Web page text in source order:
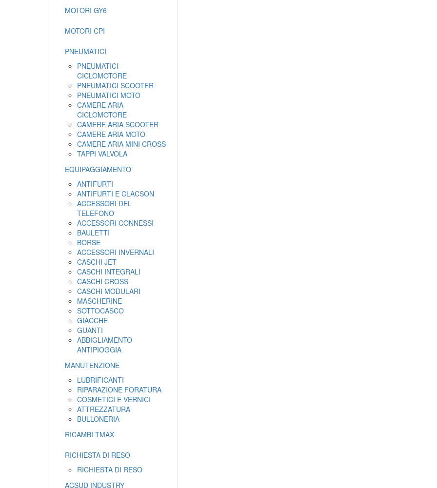
MOTORI GY6
MOTORI CPI
PNEUMATICI
PNEUMATICI
CICLOMOTORE
PNEUMATICI SCOOTER
PNEUMATICI MOTO
CAMERE ARIA
CICLOMOTORE
CAMERE ARIA SCOOTER
CAMERE ARIA MOTO
CAMERE ARIA MINI CROSS
TAPPI VALVOLA
EQUIPAGGIAMENTO
ANTIFURTI
ANTIFURTI E CLACSON
ACCESSORI DEL
TELEFONO
ACCESSORI CONNESSI
BAULETTI
BORSE
ACCESSORI INVERNALI
CASCHI JET
CASCHI INTEGRALI
CASCHI CROSS
CASCHI MODULARI
MASCHERINE
SOTTOCASCO
GIACCHE
GUANTI
ABBIGLIAMENTO
ANTIPIOGGIA
MANUTENZIONE
LUBRIFICANTI
RIPARAZIONE FORATURA
COSMETICI E VERNICI
ATTREZZATURA
BULLONERIA
RICAMBI TMAX
RICHIESTA DI RESO
RICHIESTA DI RESO
ACSUD INDUSTRY